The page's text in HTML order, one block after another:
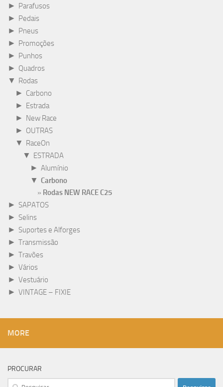
► Parafusos
► Pedais
► Pneus
► Promoções
► Punhos
► Quadros
▼ Rodas
► Carbono
► Estrada
► New Race
► OUTRAS
▼ RaceOn
▼ ESTRADA
► Alumínio
▼ Carbono
Rodas NEW RACE C25
► SAPATOS
► Selins
► Suportes e Alforges
► Transmissão
► Travões
► Vários
► Vestuário
► VINTAGE – FIXIE
MORE
PROCURAR
Pesquisar